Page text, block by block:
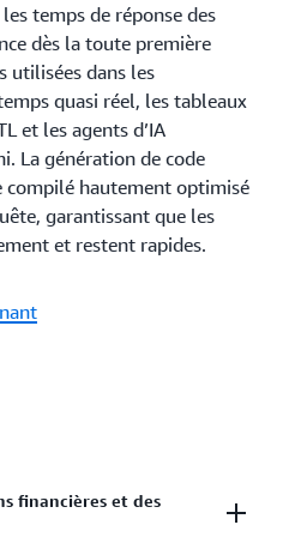
temps de réponse des
dès la toute première
utilisées dans les
quasi réel, les tableaux
et les agents d’IA
La génération de code
hautement optimisé
garantissant que les
et restent rapides.
financières et des